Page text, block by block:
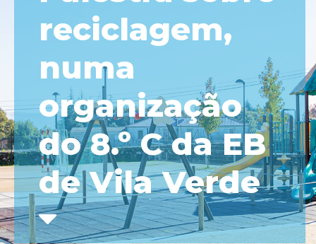
reciclagem,
numa
organização
do 8.º C da EB
de Vila Verde